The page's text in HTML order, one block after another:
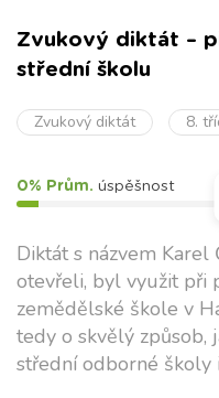
Zvukový diktát –
střední školu
Zvukový diktát 8.
0% Prům. úspěšnost
Diktát s názvem
otevřeli, byl využit při
zemědělské škole v
tedy o skvělý způsob,
střední odborné školy